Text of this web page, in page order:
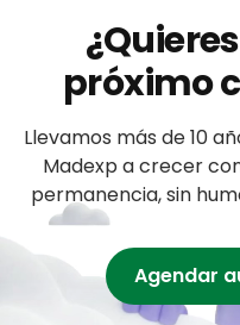
próximo
Llevamos más de 10
Madexp a crecer
permanencia, sin
Agendar